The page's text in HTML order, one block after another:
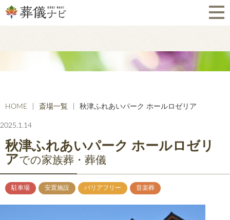
HOME 斎場一覧 秋津ふれあいパーク ホールロゼリア
2025.1.14
秋津ふれあいパーク ホールロゼリ
アでの家族葬・葬儀
駐車場 安置施設 バリアフリー 音楽葬